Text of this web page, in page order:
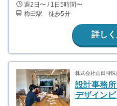
週2日〜 / 1日5時間〜
梅田駅 徒歩5分
詳し
株式会社山田特
設計事務
デザイン